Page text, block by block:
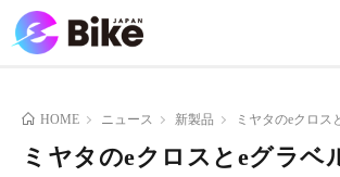
HOME ニュース 新製品 ミヤタのeクロス
ミヤタのeクロスとeグラベ